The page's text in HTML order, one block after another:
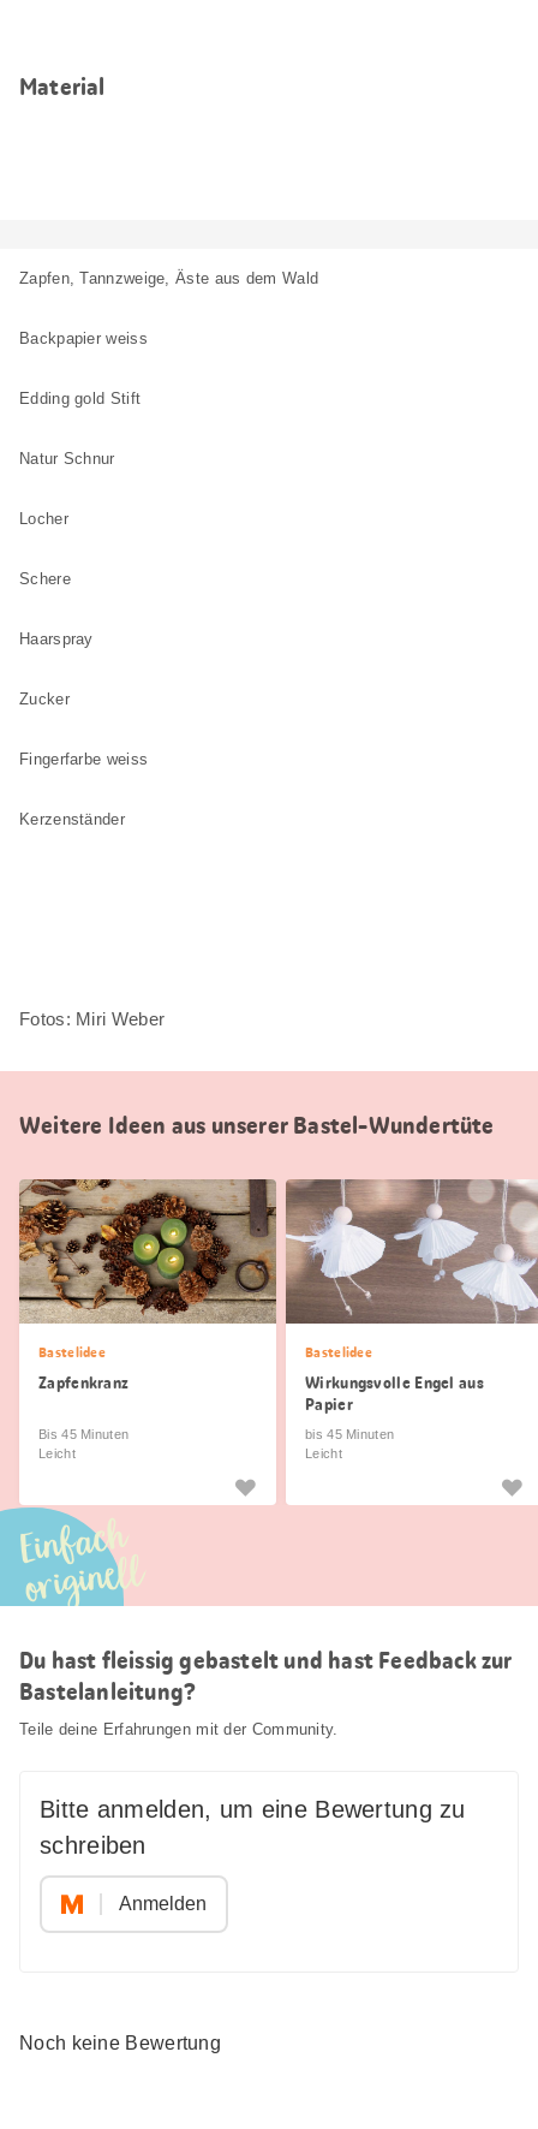
Material
Zapfen, Tannzweige, Äste aus dem Wald
Backpapier weiss
Edding gold Stift
Natur Schnur
Locher
Schere
Haarspray
Zucker
Fingerfarbe weiss
Kerzenständer
Fotos: Miri Weber
Weitere Ideen aus unserer Bastel-Wundertüte
Bastelidee
Zapfenkranz
Bis 45 Minuten
Leicht
Bastelidee
Wirkungsvolle Engel aus
Papier
bis 45 Minuten
Leicht
Einfach
originell
Du hast fleissig gebastelt und hast Feedback zur
Bastelanleitung?
Teile deine Erfahrungen mit der Community.
Bitte anmelden, um eine Bewertung zu
schreiben
Anmelden
Noch keine Bewertung